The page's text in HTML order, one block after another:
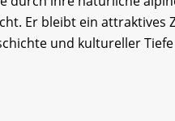
Er bleibt ein attraktives
und kultureller Tiefe